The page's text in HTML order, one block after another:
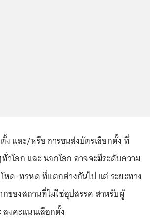
ง และ/หรือ การขนส่งบัตรเลือกตั้ง ที่
วโลก และ นอกโลก อาจจะมีระดับความ
หด-ทรหด ที่แตกต่างกันไป แต่ ระยะทาง
กของสถานที่ไม่ใช่อุปสรรค สำหรับผู้
งคะแนนเลือกตั้ง